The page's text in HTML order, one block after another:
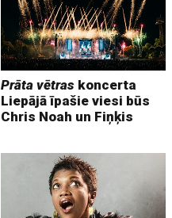
Prāta vētras koncerta
Liepājā īpašie viesi būs
Chris Noah un Fiņķis